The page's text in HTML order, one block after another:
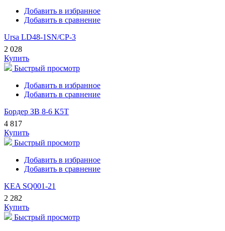
Добавить в избранное
Добавить в сравнение
Ursa LD48-1SN/CP-3
2 028
Купить
Быстрый просмотр
Добавить в избранное
Добавить в сравнение
Бордер ЗВ 8-6 К5Т
4 817
Купить
Быстрый просмотр
Добавить в избранное
Добавить в сравнение
KEA SQ001-21
2 282
Купить
Быстрый просмотр